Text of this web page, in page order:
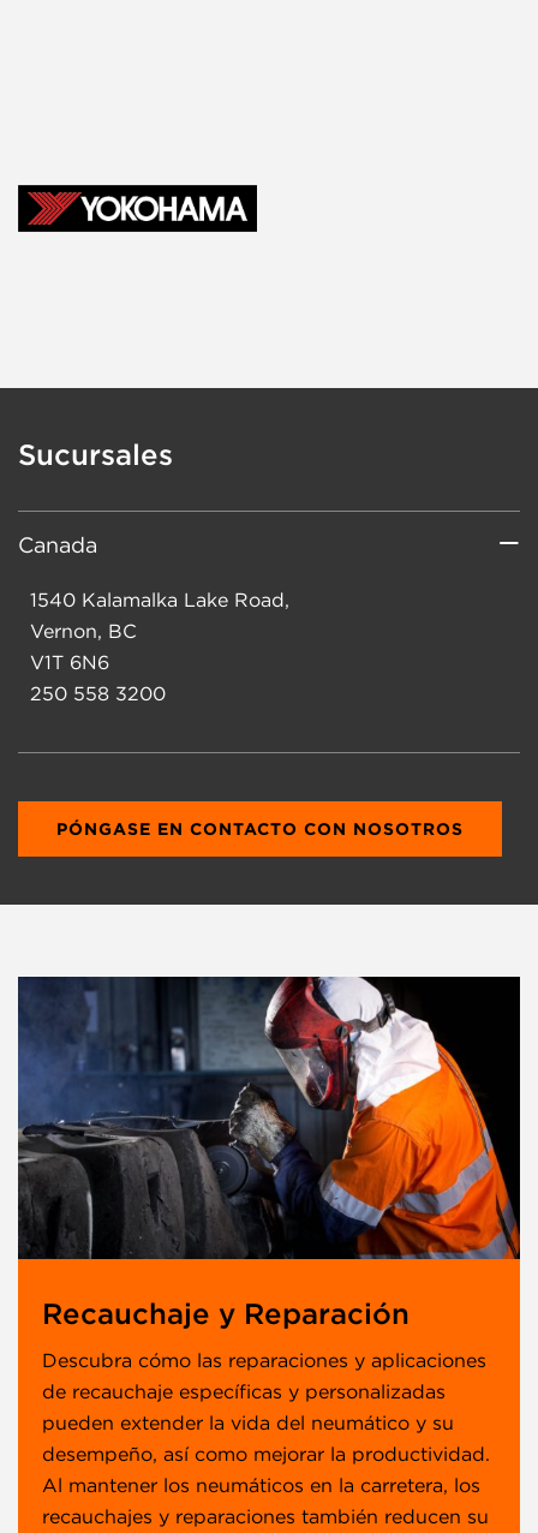
Sucursales
Canada
1540 Kalamalka Lake Road,
Vernon, BC
V1T 6N6
250 558 3200
PÓNGASE EN CONTACTO CON NOSOTROS
Recauchaje y Reparación
Descubra cómo las reparaciones y aplicaciones
de recauchaje específicas y personalizadas
pueden extender la vida del neumático y su
desempeño, así como mejorar la productividad.
Al mantener los neumáticos en la carretera, los
recauchajes y reparaciones también reducen su